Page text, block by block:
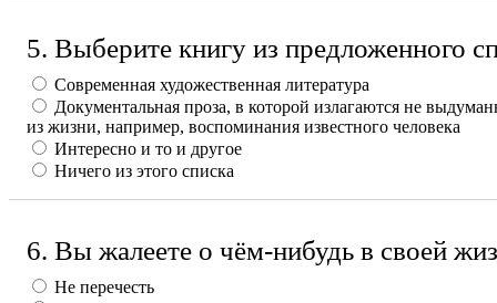
5. Выберите книгу из предложенного
Современная художественная литература
Документальная проза, в которой излагаются не
из жизни, например, воспоминания известного человека
Интересно и то и другое
Ничего из этого списка
6. Вы жалеете о чём-нибудь в своей
Не перечесть